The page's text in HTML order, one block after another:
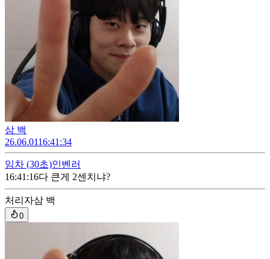
삼 백
26.06.0116:41:34
임차 (30초)인벤러
16:41:16다 큰게 2센치냐?
처리자삼 백
0